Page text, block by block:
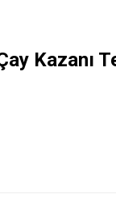
Kazanı